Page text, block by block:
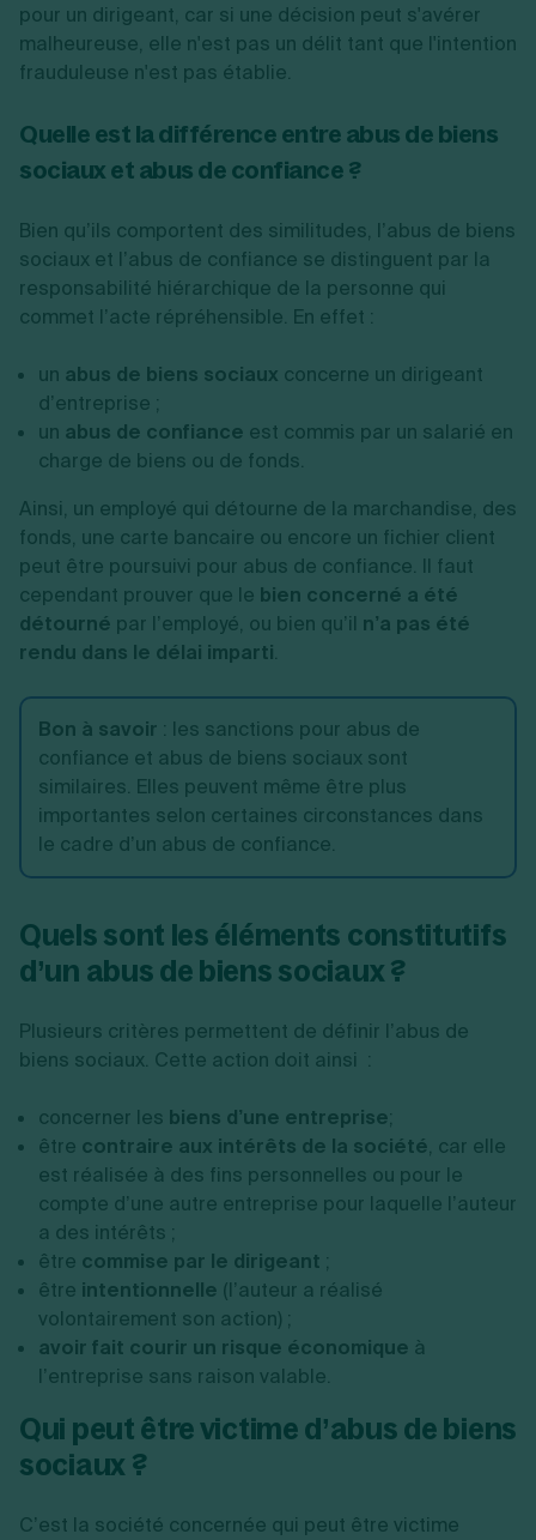
pour un dirigeant, car si une décision peut s'avérer
malheureuse, elle n'est pas un délit tant que l'intention
frauduleuse n'est pas établie.
Quelle est la différence entre abus de biens
sociaux et abus de confiance ?
Bien qu’ils comportent des similitudes, l’abus de biens
sociaux et l’abus de confiance se distinguent par la
responsabilité hiérarchique de la personne qui
commet l’acte répréhensible. En effet :
un abus de biens sociaux concerne un dirigeant
d’entreprise ;
un abus de confiance est commis par un salarié en
charge de biens ou de fonds.
Ainsi, un employé qui détourne de la marchandise, des
fonds, une carte bancaire ou encore un fichier client
peut être poursuivi pour abus de confiance. Il faut
cependant prouver que le bien concerné a été
détourné par l’employé, ou bien qu’il n’a pas été
rendu dans le délai imparti.
Bon à savoir : les sanctions pour abus de
confiance et abus de biens sociaux sont
similaires. Elles peuvent même être plus
importantes selon certaines circonstances dans
le cadre d’un abus de confiance.
Quels sont les éléments constitutifs
d’un abus de biens sociaux ?
Plusieurs critères permettent de définir l’abus de
biens sociaux. Cette action doit ainsi :
concerner les biens d’une entreprise;
être contraire aux intérêts de la société, car elle
est réalisée à des fins personnelles ou pour le
compte d’une autre entreprise pour laquelle l’auteur
a des intérêts ;
être commise par le dirigeant ;
être intentionnelle (l’auteur a réalisé
volontairement son action) ;
avoir fait courir un risque économique à
l’entreprise sans raison valable.
Qui peut être victime d’abus de biens
sociaux ?
C’est la société concernée qui peut être victime